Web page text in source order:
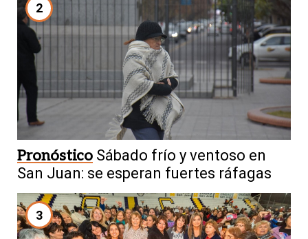
2
Pronóstico Sábado frío y ventoso en
San Juan: se esperan fuertes ráfagas
3